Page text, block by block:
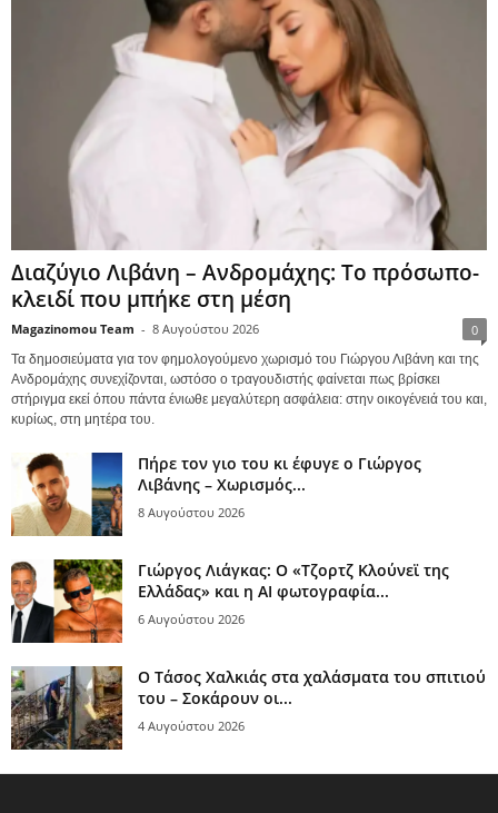
Διαζύγιο Λιβάνη – Ανδρομάχης: Το πρόσωπο-
κλειδί που μπήκε στη μέση
Magazinomou Team - 8 Αυγούστου 2026 0
Τα δημοσιεύματα για τον φημολογούμενο χωρισμό του Γιώργου Λιβάνη και της
Ανδρομάχης συνεχίζονται, ωστόσο ο τραγουδιστής φαίνεται πως βρίσκει
στήριγμα εκεί όπου πάντα ένιωθε μεγαλύτερη ασφάλεια: στην οικογένειά του και,
κυρίως, στη μητέρα του.
Πήρε τον γιο του κι έφυγε ο Γιώργος
Λιβάνης – Χωρισμός...
8 Αυγούστου 2026
Γιώργος Λιάγκας: Ο «Τζορτζ Κλούνεϊ της
Ελλάδας» και η AI φωτογραφία...
6 Αυγούστου 2026
Ο Τάσος Χαλκιάς στα χαλάσματα του σπιτιού
του – Σοκάρουν οι...
4 Αυγούστου 2026